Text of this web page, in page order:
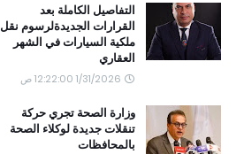
التفاصيل الكاملة بعد
القرارات الجديدةلرسوم نقل
ملكية السيارات في الشهر
العقاري
1/31/2026 12:22:00 ص
وزارة الصحة تجري حركة
تنقلات جديدة لوكلاء الصحة
بالمحافظات